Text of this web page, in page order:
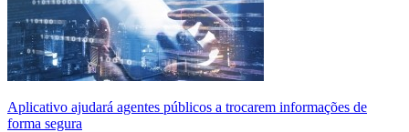
Aplicativo ajudará agentes públicos a trocarem informações de
forma segura